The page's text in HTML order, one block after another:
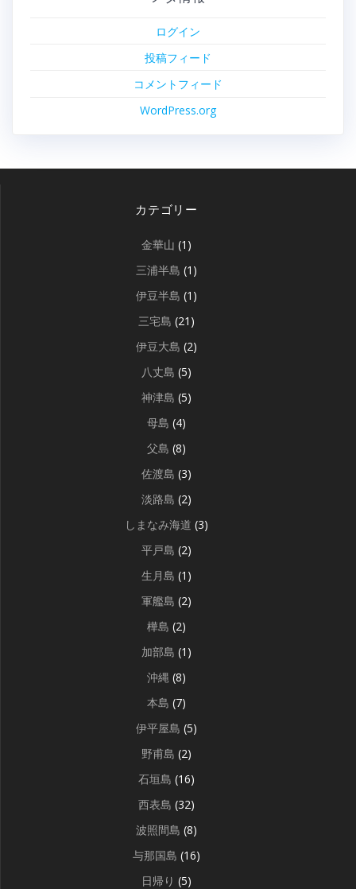
ログイン
投稿フィード
コメントフィード
WordPress.org
カテゴリー
金華山 (1)
三浦半島 (1)
伊豆半島 (1)
三宅島 (21)
伊豆大島 (2)
八丈島 (5)
神津島 (5)
母島 (4)
父島 (8)
佐渡島 (3)
淡路島 (2)
しまなみ海道 (3)
平戸島 (2)
生月島 (1)
軍艦島 (2)
樺島 (2)
加部島 (1)
沖縄 (8)
本島 (7)
伊平屋島 (5)
野甫島 (2)
石垣島 (16)
西表島 (32)
波照間島 (8)
与那国島 (16)
日帰り (5)